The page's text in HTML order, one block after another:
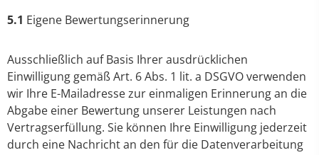
5.1 Eigene Bewertungserinnerung
Ausschließlich auf Basis Ihrer ausdrücklichen
Einwilligung gemäß Art. 6 Abs. 1 lit. a DSGVO verwenden
wir Ihre E-Mailadresse zur einmaligen Erinnerung an die
Abgabe einer Bewertung unserer Leistungen nach
Vertragserfüllung. Sie können Ihre Einwilligung jederzeit
durch eine Nachricht an den für die Datenverarbeitung